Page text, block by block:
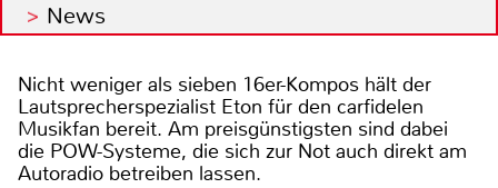
News
Nicht weniger als sieben 16er-Kompos hält der
Lautsprecherspezialist Eton für den carfidelen
Musikfan bereit. Am preisgünstigsten sind dabei
die POW-Systeme, die sich zur Not auch direkt am
Autoradio betreiben lassen.